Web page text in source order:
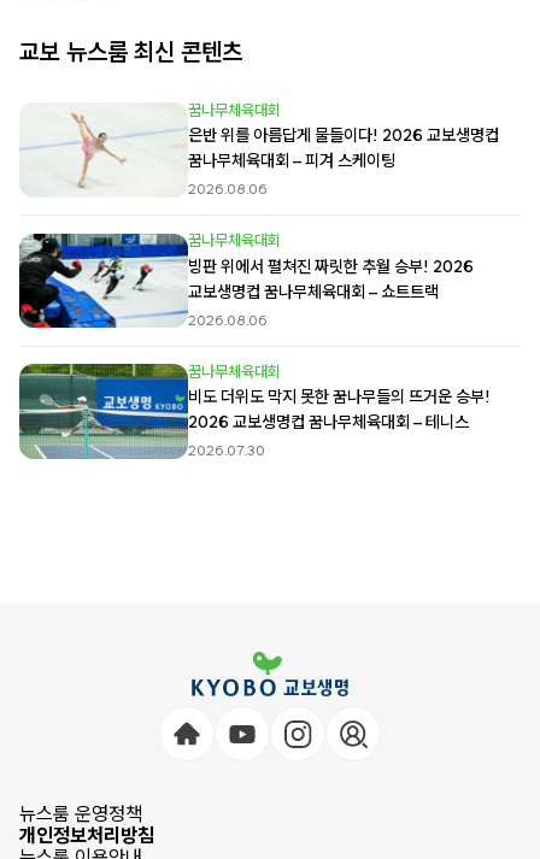
교보 뉴스룸 최신 콘텐츠
꿈나무체육대회
은반 위를 아름답게 물들이다! 2026 교보생명컵
꿈나무체육대회 – 피겨 스케이팅
2026.08.06
꿈나무체육대회
빙판 위에서 펼쳐진 짜릿한 추월 승부! 2026
교보생명컵 꿈나무체육대회 – 쇼트트랙
2026.08.06
꿈나무체육대회
비도 더위도 막지 못한 꿈나무들의 뜨거운 승부!
2026 교보생명컵 꿈나무체육대회 – 테니스
2026.07.30
뉴스룸 운영정책
개인정보처리방침